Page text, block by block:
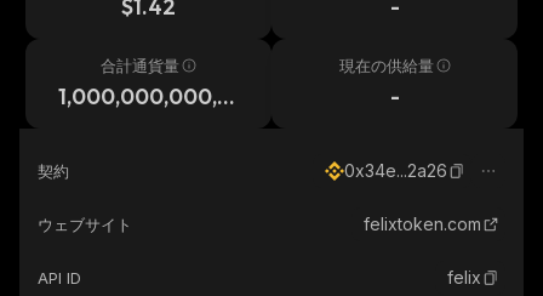
$1.42 -
合計通貨量
1,000,000,000,0
現在の供給量
-
契約 0x34e...2a26
ウェブサイト felixtoken.com
API ID felix